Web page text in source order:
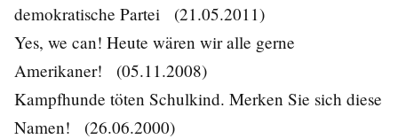
demokratische Partei
(21.05.2011)
Yes, we can! Heute wären wir alle gerne
Amerikaner!
(05.11.2008)
Kampfhunde töten Schulkind. Merken Sie sich diese
Namen!
(26.06.2000)